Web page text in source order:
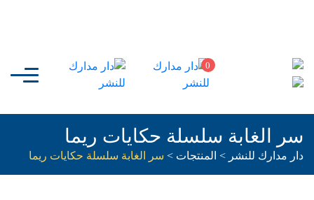
0
سر الغابة سلسلة حكايات ريما
دار مدارك للنشر > المنتجات > سر الغابة سلسلة حكايات ريما